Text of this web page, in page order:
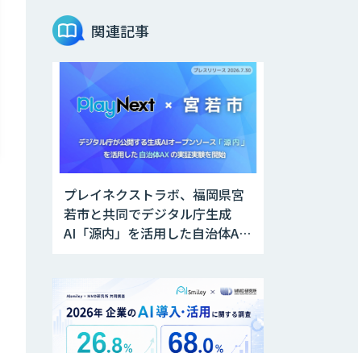
AI・DXコンサルテ
ィング事業 LLM・
ChatGPT
AI・データ活用コ
ンサルティング・
受託開発支援
KICK SEARCH
brox
関連記事
プレイネクストラボ、福岡県宮
若市と共同でデジタル庁生成
AI「源内」を活用した自治体AX